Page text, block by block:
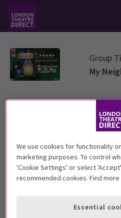
Group
My
Selecciona el tipo de
Elige un tipo de entrada de grupo
Standard Group
We use cookies for functionality
marketing purposes. To control
'Cookie Settings' or select
recommended cookies. Find more
Essential